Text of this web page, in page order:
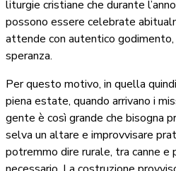
liturgie cristiane che durante
possono essere celebrate
attende con autentico
speranza.
Per questo motivo, in quella
piena estate, quando arrivano i
gente è così grande che bisogna
selva un altare e improvvisare
potremmo dire rurale, tra canne